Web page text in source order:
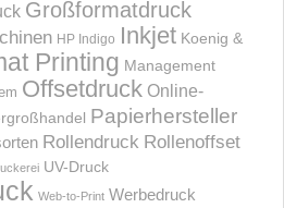
Großformatdruck
HP Indigo Inkjet Koenig &
Printing Management
Offsetdruck Online-
Papierhersteller
Rollendruck Rollenoffset
UV-Druck
Web-to-Print Werbedruck